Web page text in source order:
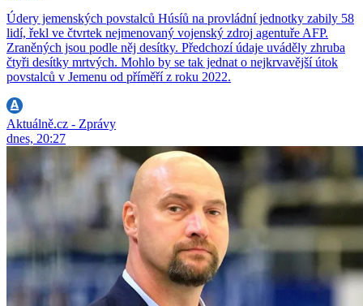
Údery jemenských povstalců Húsíů na provládní jednotky zabily 58
lidí, řekl ve čtvrtek nejmenovaný vojenský zdroj agentuře AFP.
Zraněných jsou podle něj desítky. Předchozí údaje uváděly zhruba
čtyři desítky mrtvých. Mohlo by se tak jednat o nejkrvavější útok
povstalců v Jemenu od příměří z roku 2022.
Aktuálně.cz - Zprávy
dnes, 20:27